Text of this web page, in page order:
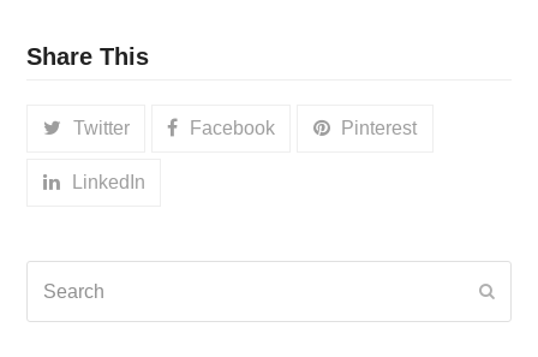
Share This
Twitter Facebook Pinterest
LinkedIn